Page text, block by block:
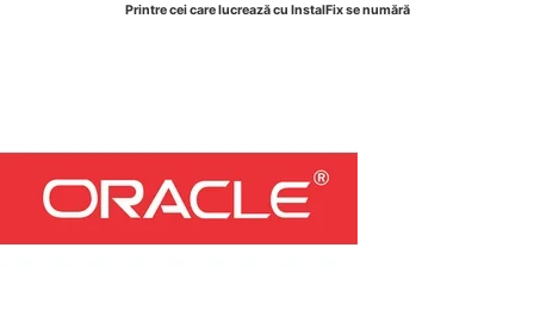
Printre cei care lucrează cu InstalFix se numără